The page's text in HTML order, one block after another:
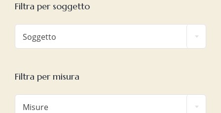
Filtra per soggetto
Soggetto
Filtra per misura
Misure